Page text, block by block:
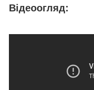
Відеоогляд: